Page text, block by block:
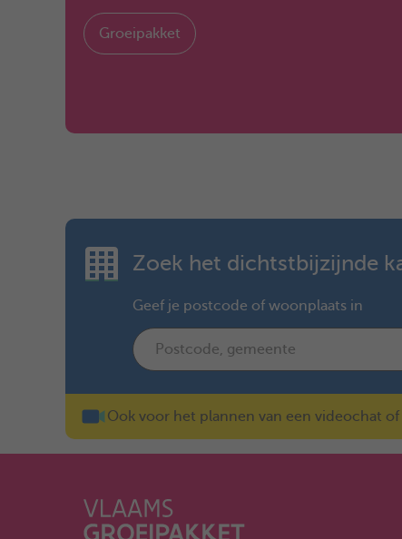
Groeipakket
Zoek het dichtstbijzijnde
Geef je postcode of woonplaats in
Ook voor het plannen van een videochat